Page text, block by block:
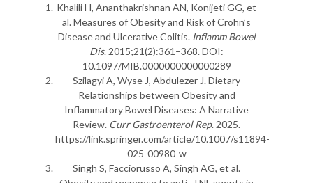
Khalili H, Ananthakrishnan AN, Konijeti GG, et
al. Measures of Obesity and Risk of Crohn’s
Disease and Ulcerative Colitis. Inflamm Bowel
Dis. 2015;21(2):361–368. DOI:
10.1097/MIB.0000000000000289
Szilagyi A, Wyse J, Abdulezer J. Dietary
Relationships between Obesity and
Inflammatory Bowel Diseases: A Narrative
Review. Curr Gastroenterol Rep. 2025.
https://link.springer.com/article/10.1007/s11894-
025-00980-w
Singh S, Facciorusso A, Singh AG, et al.